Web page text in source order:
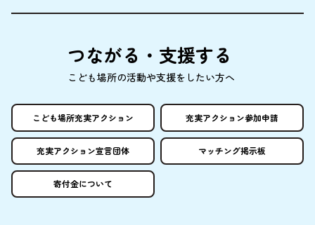
つながる・ 支援する
こども場所の活動や支援をしたい方へ
こども場所充実アクション 充実アクション参加申請
充実アクション宣言団体 マッチング掲示板
寄付金について